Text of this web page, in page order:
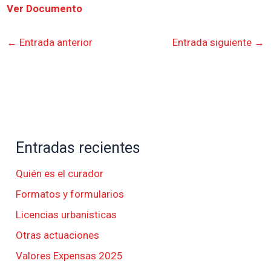
Ver Documento
← Entrada anterior Entrada siguiente →
Entradas recientes
Quién es el curador
Formatos y formularios
Licencias urbanisticas
Otras actuaciones
Valores Expensas 2025